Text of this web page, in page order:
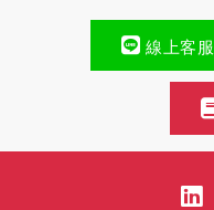
線上客服